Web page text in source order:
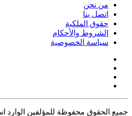
من نحن
اتصل بنا
حقوق الملكية
الشروط والأحكام
سياسة الخصوصية
جميع الحقوق محفوظة للمؤلفين الوارد